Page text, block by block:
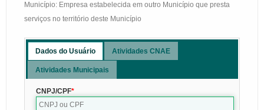
Município: Empresa estabelecida em outro Município que presta
serviços no território deste Município
Dados do Usuário Atividades CNAE
Atividades Municipais
CNPJ/CPF